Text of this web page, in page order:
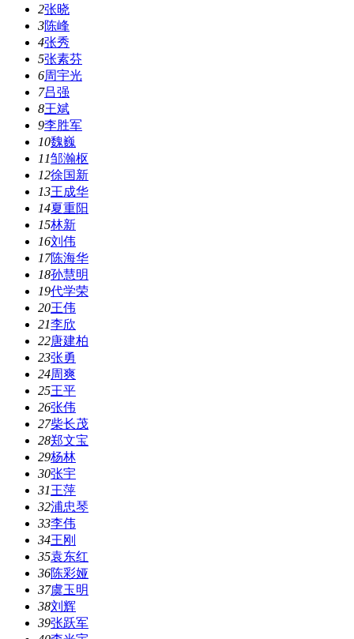
2张晓
3陈峰
4张秀
5张素芬
6周宇光
7吕强
8王斌
9李胜军
10魏巍
11邹瀚枢
12徐国新
13王成华
14夏重阳
15林新
16刘伟
17陈海华
18孙慧明
19代学荣
20王伟
21李欣
22唐建柏
23张勇
24周爽
25王平
26张伟
27柴长茂
28郑文宝
29杨林
30张宇
31王萍
32浦忠琴
33李伟
34王刚
35袁东红
36陈彩娅
37虞玉明
38刘辉
39张跃军